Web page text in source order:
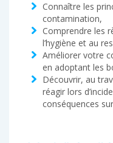
Connaître les
contamination,
Comprendre les
l’hygiène et au
Améliorer votre
en adoptant les
Découvrir, au
réagir lors
conséquences